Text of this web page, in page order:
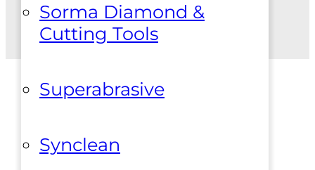
Sorma Diamond &
Cutting Tools
Superabrasive
Synclean